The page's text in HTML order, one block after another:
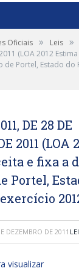
Oficiais » Leis »
(LOA 2012
de Portel, Estado do
DE 28 DE
2011 (LOA
e fixa a
Portel,
DEZEMBRO DE 2011
visualizar